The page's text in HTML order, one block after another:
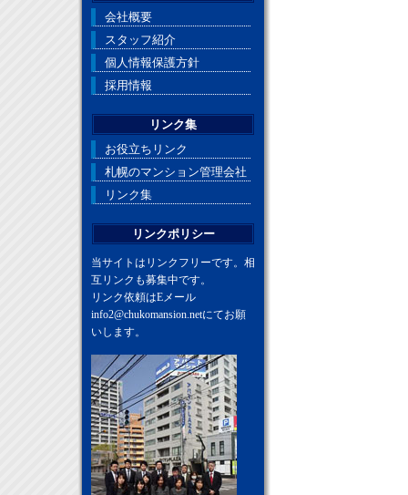
会社概要
スタッフ紹介
個人情報保護方針
採用情報
リンク集
お役立ちリンク
札幌のマンション管理会社
リンク集
リンクポリシー
当サイトはリンクフリーです。相
互リンクも募集中です。
リンク依頼はEメール
info2@chukomansion.netにてお願
いします。